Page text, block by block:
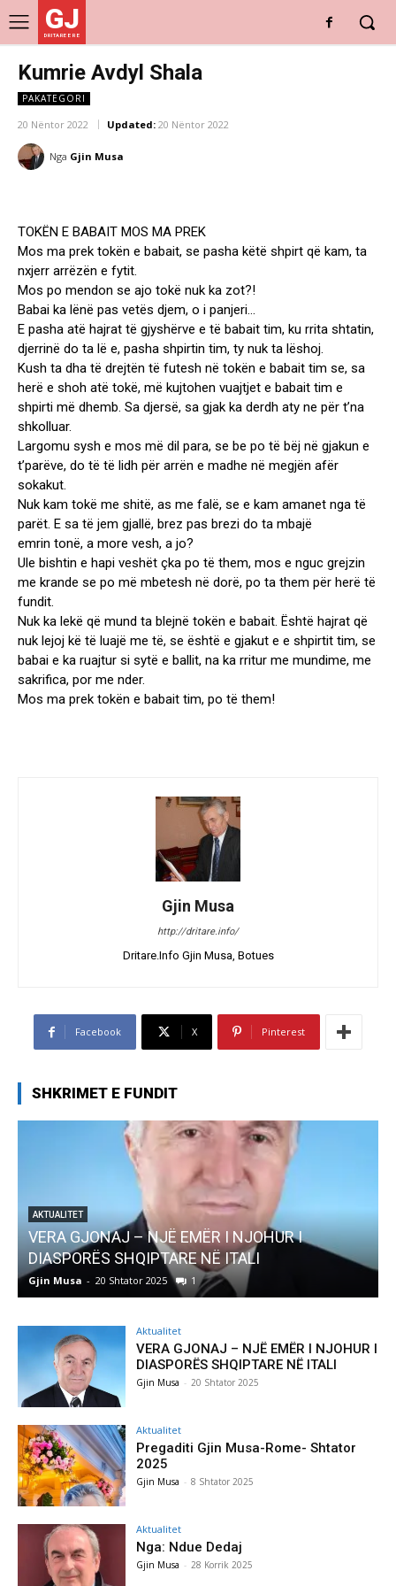
GJ
DRITARE E RE
Kumrie Avdyl Shala
PAKATEGORI
20 Nëntor 2022 Updated: 20 Nëntor 2022
Nga Gjin Musa
TOKËN E BABAIT MOS MA PREK
Mos ma prek tokën e babait, se pasha këtë shpirt që kam, ta
nxjerr arrëzën e fytit.
Mos po mendon se ajo tokë nuk ka zot?!
Babai ka lënë pas vetës djem, o i panjeri…
E pasha atë hajrat të gjyshërve e të babait tim, ku rrita shtatin,
djerrinë do ta lë e, pasha shpirtin tim, ty nuk ta lëshoj.
Kush ta dha të drejtën të futesh në tokën e babait tim se, sa
herë e shoh atë tokë, më kujtohen vuajtjet e babait tim e
shpirti më dhemb. Sa djersë, sa gjak ka derdh aty ne për t’na
shkolluar.
Largomu sysh e mos më dil para, se be po të bëj në gjakun e
t’parëve, do të të lidh për arrën e madhe në megjën afër
sokakut.
Nuk kam tokë me shitë, as me falë, se e kam amanet nga të
parët. E sa të jem gjallë, brez pas brezi do ta mbajë
emrin tonë, a more vesh, a jo?
Ule bishtin e hapi veshët çka po të them, mos e nguc grejzin
me krande se po më mbetesh në dorë, po ta them për herë të
fundit.
Nuk ka lekë që mund ta blejnë tokën e babait. Është hajrat që
nuk lejoj kë të luajë me të, se është e gjakut e e shpirtit tim, se
babai e ka ruajtur si sytë e ballit, na ka rritur me mundime, me
sakrifica, por me nder.
Mos ma prek tokën e babait tim, po të them!
Gjin Musa
http://dritare.info/
Dritare.Info Gjin Musa, Botues
Facebook X Pinterest
SHKRIMET E FUNDIT
AKTUALITET
VERA GJONAJ – NJË EMËR I NJOHUR I
DIASPORËS SHQIPTARE NË ITALI
Gjin Musa - 20 Shtator 2025 1
Aktualitet
VERA GJONAJ – NJË EMËR I NJOHUR I
DIASPORËS SHQIPTARE NË ITALI
Gjin Musa - 20 Shtator 2025
Aktualitet
Pregaditi Gjin Musa-Rome- Shtator
2025
Gjin Musa - 8 Shtator 2025
Aktualitet
Nga: Ndue Dedaj
Gjin Musa - 28 Korrik 2025